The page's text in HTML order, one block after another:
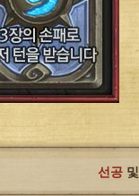
선공 및